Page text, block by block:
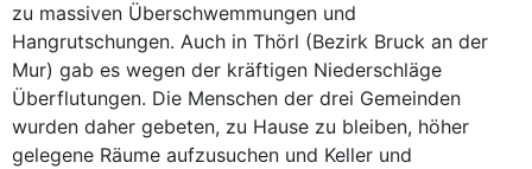
zu massiven Überschwemmungen und
Hangrutschungen. Auch in Thörl (Bezirk Bruck an der
Mur) gab es wegen der kräftigen Niederschläge
Überflutungen. Die Menschen der drei Gemeinden
wurden daher gebeten, zu Hause zu bleiben, höher
gelegene Räume aufzusuchen und Keller und